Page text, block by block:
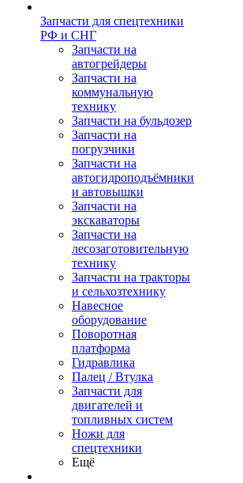
Запчасти для спецтехники
РФ и СНГ
Запчасти на
автогрейдеры
Запчасти на
коммунальную
технику
Запчасти на бульдозер
Запчасти на
погрузчики
Запчасти на
автогидроподъёмники
и автовышки
Запчасти на
экскаваторы
Запчасти на
лесозаготовительную
технику
Запчасти на тракторы
и сельхозтехнику
Навесное
оборудование
Поворотная
платформа
Гидравлика
Палец / Втулка
Запчасти для
двигателей и
топливных систем
Ножи для
спецтехники
Ещё